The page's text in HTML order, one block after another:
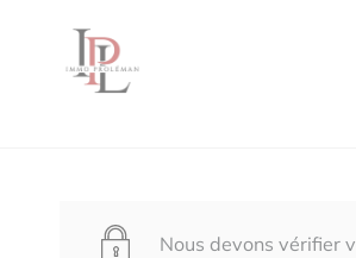
Nous devons vérifier